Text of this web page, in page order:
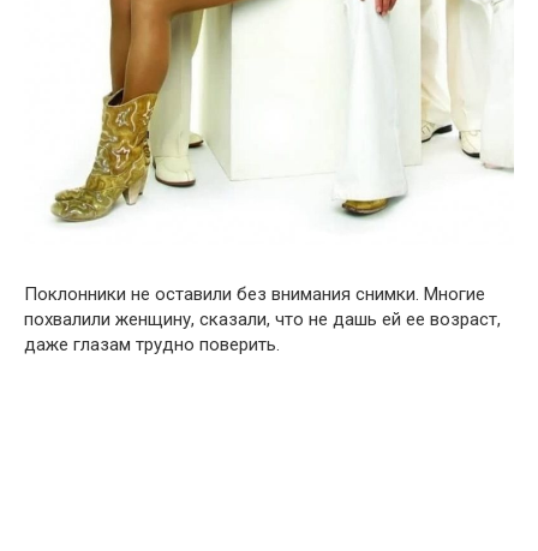
Поклонники не оставили без внимания снимки. Многие
похвалили женщину, сказали, что не дашь ей ее возраст,
даже глазам трудно поверить.